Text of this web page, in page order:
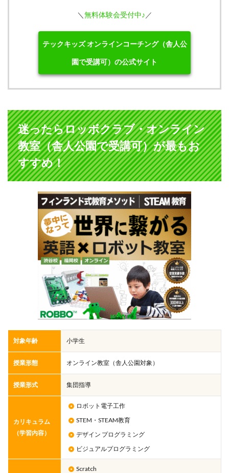
＼ 無料体験会受付中♪ ／
テックキッズ オンラインコーチング（舎人公
園で受講可）の公式サイト
迷ったらロッボクラブ・オンライン
教室（舎人公園で受講可）が最もお
すすめ！
対象年齢 小学生
授業形態 オンライン教室（舎人公園対象）
授業形式 集団指導
カリキュラム
（学習内容）
ロボット電子工作
STEM・STEAM教育
デザイン プログラミング
ビジュアルプログラミング
Scratch